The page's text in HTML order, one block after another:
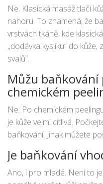
Ne. Klasická masáž tlačí
nahoru. To znamená, že
vrstvách tkáně, kde
„dodávka kyslíku“ do
svalů“.
Můžu baňkování
chemickém
Ne. Po chemickém
je kůže velmi citlivá.
baňkování. Jinak můžete
Je baňkování
Ano, i pro mladé. Není to